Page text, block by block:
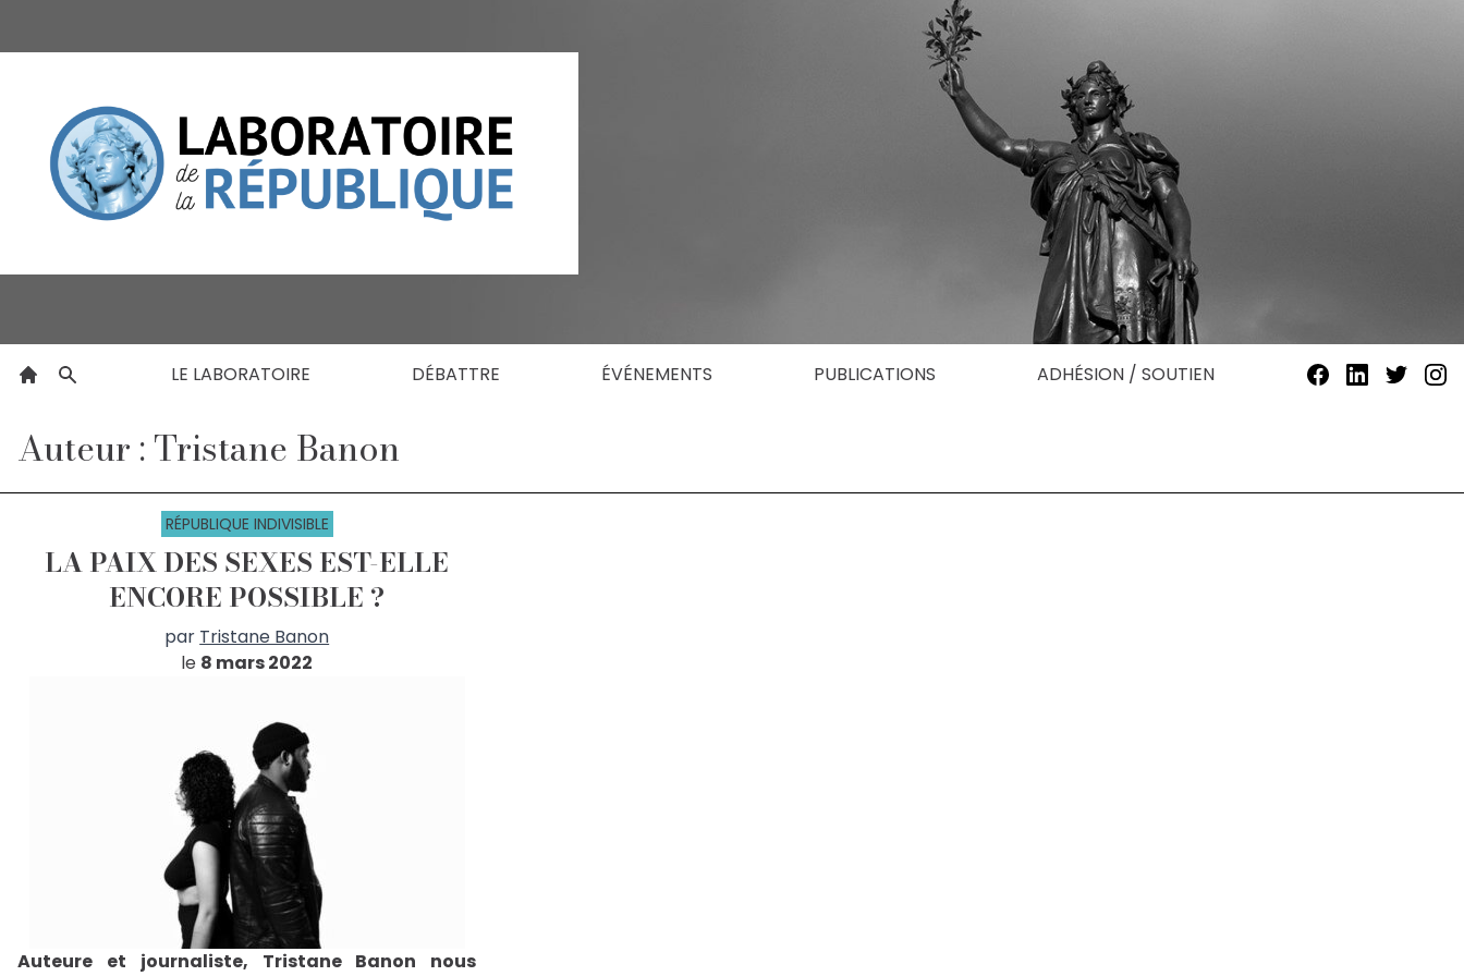
LE LABORATOIRE DÉBATTRE ÉVÉNEMENTS PUBLICATIONS ADHÉSION / SOUTIEN
Auteur : Tristane Banon
RÉPUBLIQUE INDIVISIBLE
LA PAIX DES SEXES EST-ELLE
ENCORE POSSIBLE ?
par Tristane Banon
le 8 mars 2022
Auteure et journaliste, Tristane Banon nous